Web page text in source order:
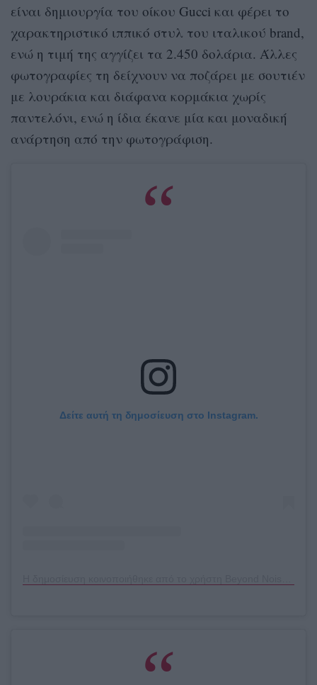
είναι δημιουργία του οίκου Gucci και φέρει το
χαρακτηριστικό ιππικό στυλ του ιταλικού brand,
ενώ η τιμή της αγγίζει τα 2.450 δολάρια. Άλλες
φωτογραφίες τη δείχνουν να ποζάρει με σουτιέν
με λουράκια και διάφανα κορμάκια χωρίς
παντελόνι, ενώ η ίδια έκανε μία και μοναδική
ανάρτηση από την φωτογράφιση.
Δείτε αυτή τη δημοσίευση στο Instagram.